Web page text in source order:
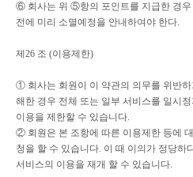
⑥ 회사는 위 ⑤항의 포인트를 지급한 경
전에 미리 소멸예정을 안내하여야 한다.
제 26 조 (이용제한)
① 회사는 회원이 이 약관의 의무를 위반
해한 경우 전체 또는 일부 서비스를 일시정
이용을 제한할 수 있습니다.
② 회원은 본 조항에 따른 이용제한 등에
청을 할 수 있습니다. 이 때 이의가 정당하
서비스의 이용을 재개 할 수 있습니다.